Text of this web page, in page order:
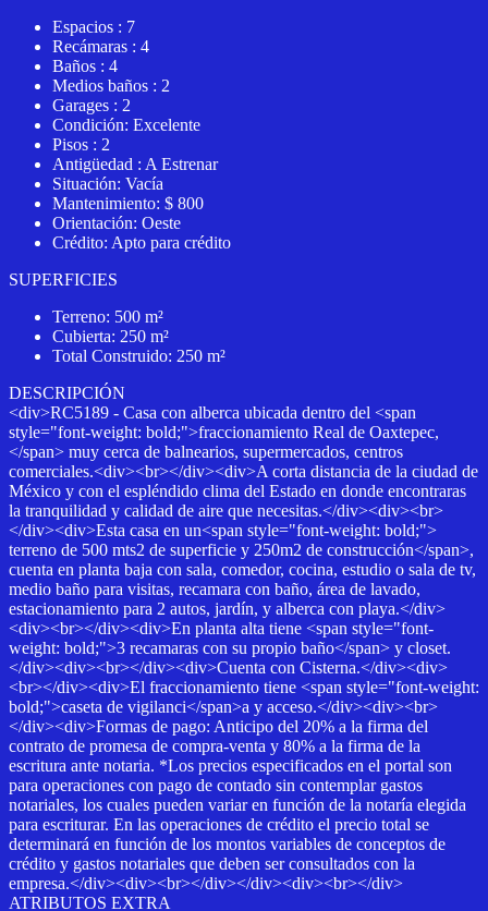
Espacios : 7
Recámaras : 4
Baños : 4
Medios baños : 2
Garages : 2
Condición: Excelente
Pisos : 2
Antigüedad : A Estrenar
Situación: Vacía
Mantenimiento: $ 800
Orientación: Oeste
Crédito: Apto para crédito
SUPERFICIES
Terreno: 500 m²
Cubierta: 250 m²
Total Construido: 250 m²
DESCRIPCIÓN
<div>RC5189 - Casa con alberca ubicada dentro del <span
style="font-weight: bold;">fraccionamiento Real de Oaxtepec,
</span> muy cerca de balnearios, supermercados, centros
comerciales.<div><br></div><div>A corta distancia de la ciudad de
México y con el espléndido clima del Estado en donde encontraras
la tranquilidad y calidad de aire que necesitas.</div><div><br>
</div><div>Esta casa en un<span style="font-weight: bold;">
terreno de 500 mts2 de superficie y 250m2 de construcción</span>,
cuenta en planta baja con sala, comedor, cocina, estudio o sala de tv,
medio baño para visitas, recamara con baño, área de lavado,
estacionamiento para 2 autos, jardín, y alberca con playa.</div>
<div><br></div><div>En planta alta tiene <span style="font-
weight: bold;">3 recamaras con su propio baño</span> y closet.
</div><div><br></div><div>Cuenta con Cisterna.</div><div>
<br></div><div>El fraccionamiento tiene <span style="font-weight:
bold;">caseta de vigilanci</span>a y acceso.</div><div><br>
</div><div>Formas de pago: Anticipo del 20% a la firma del
contrato de promesa de compra-venta y 80% a la firma de la
escritura ante notaria. *Los precios especificados en el portal son
para operaciones con pago de contado sin contemplar gastos
notariales, los cuales pueden variar en función de la notaría elegida
para escriturar. En las operaciones de crédito el precio total se
determinará en función de los montos variables de conceptos de
crédito y gastos notariales que deben ser consultados con la
empresa.</div><div><br></div></div><div><br></div>
ATRIBUTOS EXTRA